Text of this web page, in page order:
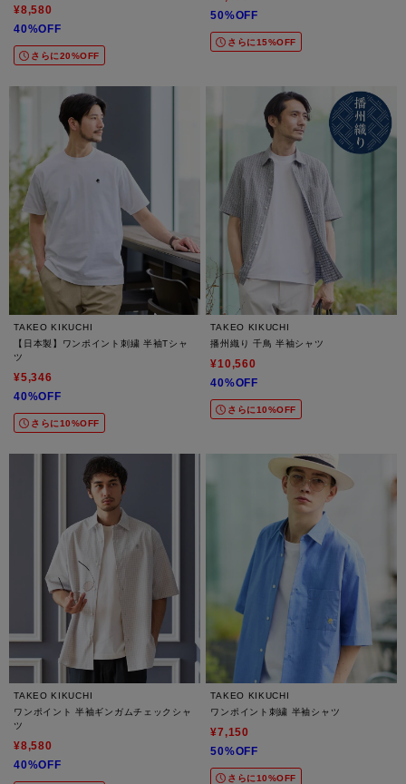
¥8,580
40%OFF
さらに20%OFF
50%OFF
さらに15%OFF
TAKEO KIKUCHI
【日本製】ワンポイント刺繍 半袖Tシャ
ツ
¥5,346
40%OFF
さらに10%OFF
TAKEO KIKUCHI
播州織り 千鳥 半袖シャツ
¥10,560
40%OFF
さらに10%OFF
TAKEO KIKUCHI
ワンポイント 半袖ギンガムチェックシャ
ツ
¥8,580
40%OFF
TAKEO KIKUCHI
ワンポイント刺繍 半袖シャツ
¥7,150
50%OFF
さらに10%OFF